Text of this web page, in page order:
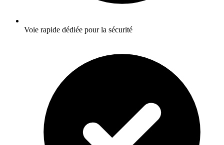
Voie rapide dédiée pour la sécurité